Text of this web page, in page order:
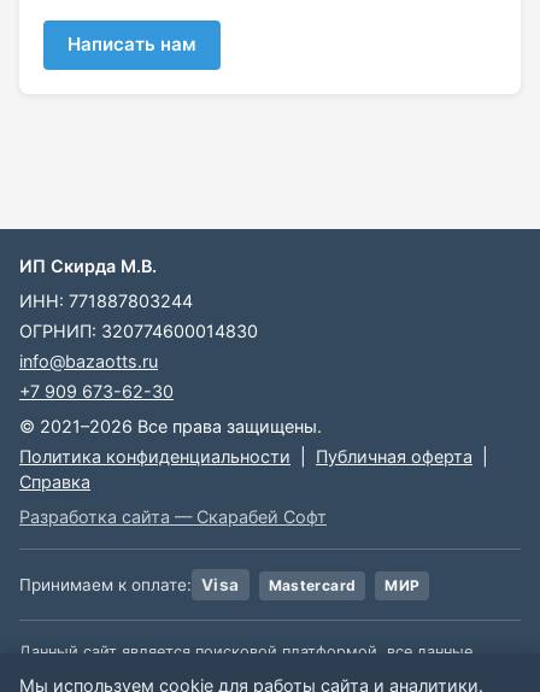
Написать нам
ИП Скирда М.В.
ИНН: 771887803244
ОГРНИП: 320774600014830
info@bazaotts.ru
+7 909 673-62-30
© 2021–2026 Все права защищены.
Политика конфиденциальности
Публичная оферта
Справка
Разработка сайта — Скарабей Софт
Принимаем к оплате: Visa Mastercard МИР
Данный сайт является поисковой платформой, все данные,
размещенные на сайте, взяты из открытых источников. Мы не
Мы используем cookie для работы сайта и аналитики.